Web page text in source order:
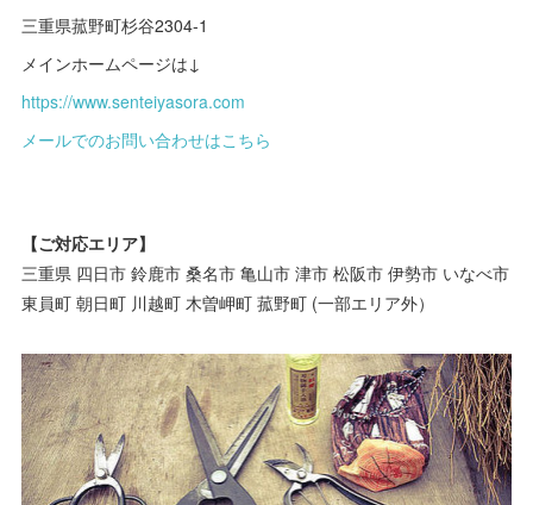
三重県菰野町杉谷2304-1
メインホームページは↓
https://www.senteiyasora.com
メールでのお問い合わせはこちら
【ご対応エリア】
三重県 四日市 鈴鹿市 桑名市 亀山市 津市 松阪市 伊勢市 いなべ市
東員町 朝日町 川越町 木曽岬町 菰野町 (一部エリア外）